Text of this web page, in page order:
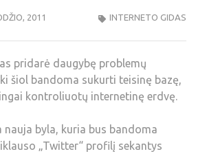
2011 INTERNETO GIDAS
pridarė daugybę problemų
šiol bandoma sukurti teisinę bazę,
kontroliuotų internetinę erdvę.
nauja byla, kuria bus bandoma
„Twitter“ profilį sekantys